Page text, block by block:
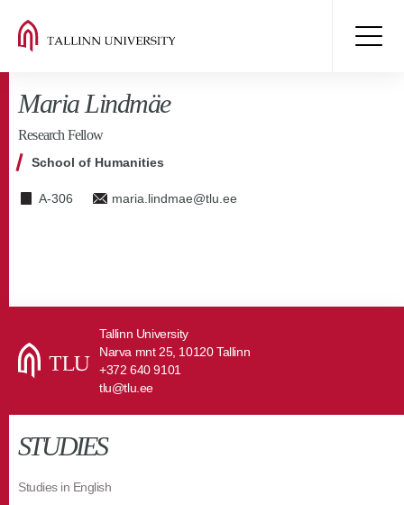
Maria Lindmäe
Research Fellow
School of Humanities
A-306 maria.lindmae@tlu.ee
Tallinn University
Narva mnt 25, 10120 Tallinn
+372 640 9101
tlu@tlu.ee
STUDIES
Studies in English